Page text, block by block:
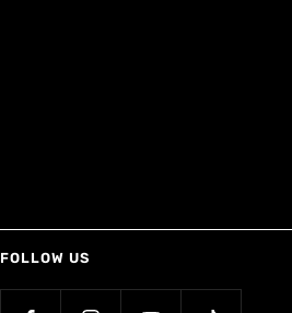
FOLLOW US